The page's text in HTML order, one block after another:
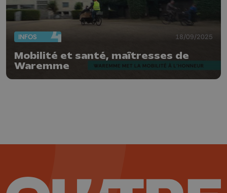
INFOS 18/09/2025
Mobilité et santé, maîtresses de
Waremme